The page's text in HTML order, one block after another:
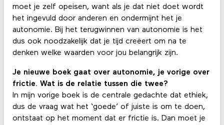
moet je zelf opeisen, want als je dat niet doet wordt
het ingevuld door anderen en ondermijnt het je
autonomie. Bij het terugwinnen van autonomie is het
dus ook noodzakelijk dat je tijd creëert om na te
denken welke waarden voor jou belangrijk zijn.
Je nieuwe boek gaat over autonomie, je vorige over
frictie. Wat is de relatie tussen die twee?
In mijn vorige boek is de centrale gedachte dat ethiek,
dus de vraag wat het ‘goede’ of juiste is om te doen,
ontstaat op het moment dat er frictie is. Dan moet je